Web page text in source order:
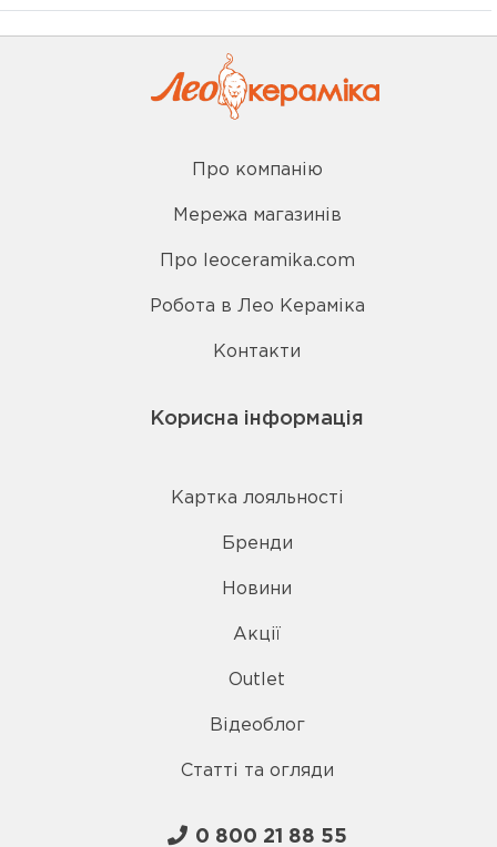
Про компанію
Мережа магазинів
Про leoceramika.com
Робота в Лео Кераміка
Контакти
Корисна інформація
Картка лояльності
Бренди
Новини
Акції
Outlet
Відеоблог
Статті та огляди
0 800 21 88 55